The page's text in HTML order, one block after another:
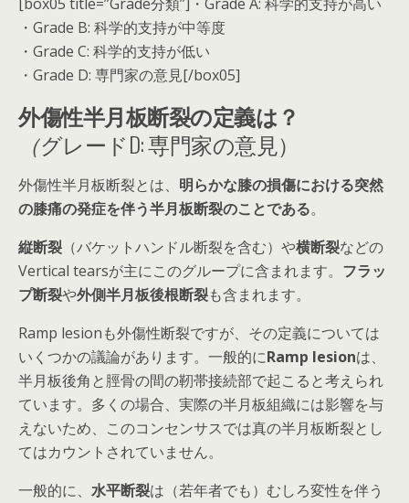
・Grade B: 科学的支持が中等度
・Grade C: 科学的支持が低い
・Grade D: 専門家の意見[/box05]
外傷性半月板断裂の定義は？
（グレードD: 専門家の意見）
外傷性半月板断裂とは、 明らかな膝の損傷における突然
の膝痛の発症を伴う半月板断裂のことである。
縦断裂 （バケットハンドル断裂を含む）や横断裂などの
Vertical tearsが主にこのグループに含まれます。 フラッ
プ断裂や外側半月板後根断裂も含まれます。
Ramp lesionも外傷性断裂ですが、その定義については
いくつかの議論があります。一般的にRamp lesionは、
半月板後角と脛骨の間の靭帯接続部で起こると考えられ
ています。多くの場合、実際の半月板組織には影響を与
えないため、このコンセンサスでは真の半月板断裂とし
てはカウントされていません。
一般的に、 水平断裂は（若年者でも）むしろ変性を伴う